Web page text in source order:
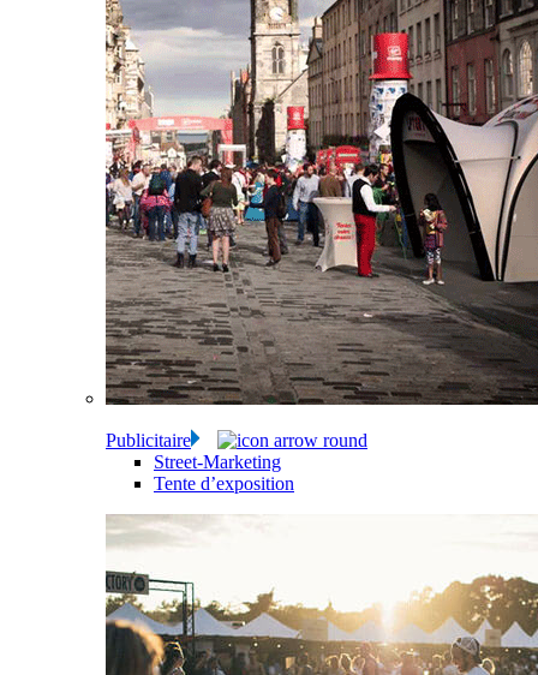
Publicitaire
Street-Marketing
Tente d’exposition